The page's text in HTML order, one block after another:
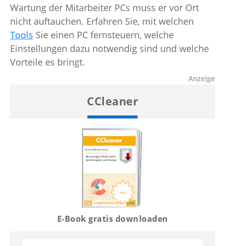
Wartung der Mitarbeiter PCs muss er vor Ort
nicht auftauchen. Erfahren Sie, mit welchen
Tools Sie einen PC fernsteuern, welche
Einstellungen dazu notwendig sind und welche
Vorteile es bringt.